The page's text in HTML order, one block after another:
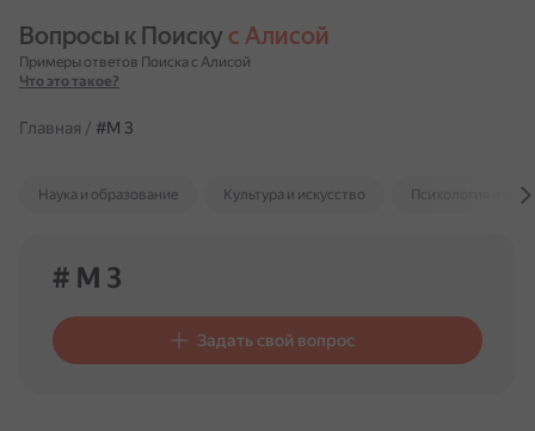
Вопросы к Поиску с Алисой
Примеры ответов Поиска с Алисой
Что это такое?
Главная / #M 3
Наука и образование Культура и искусство Психология и
# M 3
Задать свой вопрос